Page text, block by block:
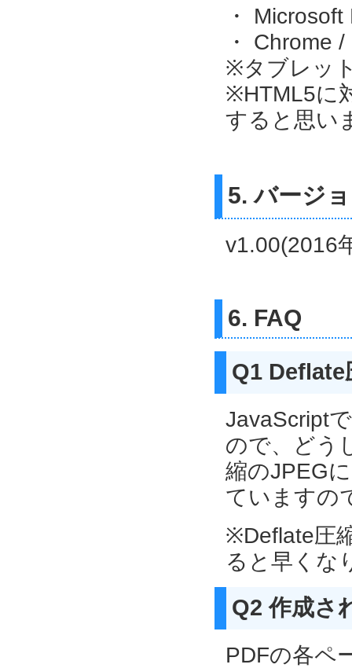
・
・ Chrome
※タブレッ
※HTML5に
すると思い
5. バージ
v1.00(2016
6. FAQ
Q1 Deflate
JavaScript
ので、どう
縮のJPEG
ていますの
※Deflate圧
ると早くな
Q2 作成さ
PDFの各ペ